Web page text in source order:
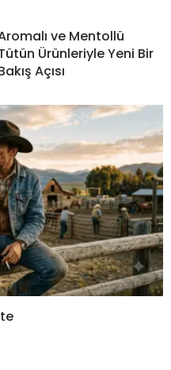
ve Mentollü
Ürünleriyle Yeni Bir
Açısı